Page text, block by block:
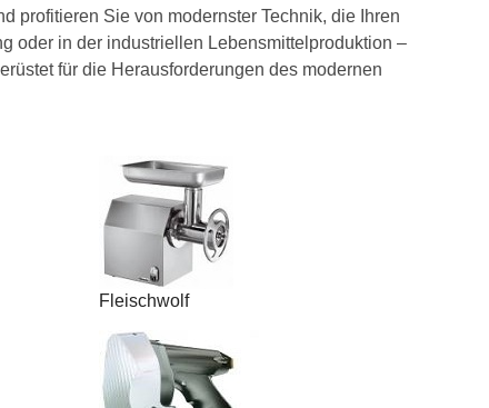
profitieren Sie von modernster Technik, die Ihren
oder in der industriellen Lebensmittelproduktion –
für die Herausforderungen des modernen
Fleischwolf